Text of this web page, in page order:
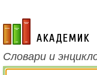
academic.ru
Словари и